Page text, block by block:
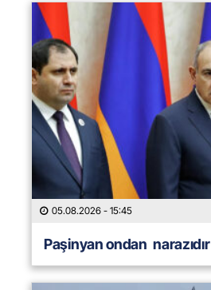
05.08.2026 - 15:45
Paşinyan ondan narazıdır